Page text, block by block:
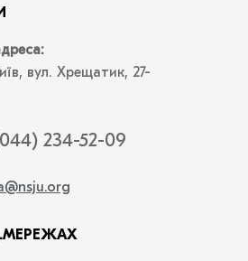
вул. Хрещатик, 27-
234-52-09